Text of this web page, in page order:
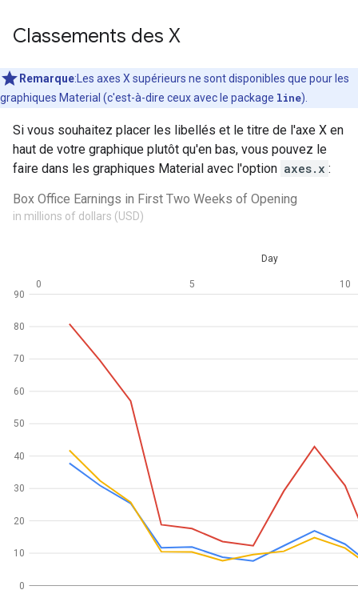
Classements des X
Remarque:Les axes X supérieurs ne sont disponibles que pour les
graphiques Material (c'est-à-dire ceux avec le package line).
Si vous souhaitez placer les libellés et le titre de l'axe X en
haut de votre graphique plutôt qu'en bas, vous pouvez le
faire dans les graphiques Material avec l'option axes.x :